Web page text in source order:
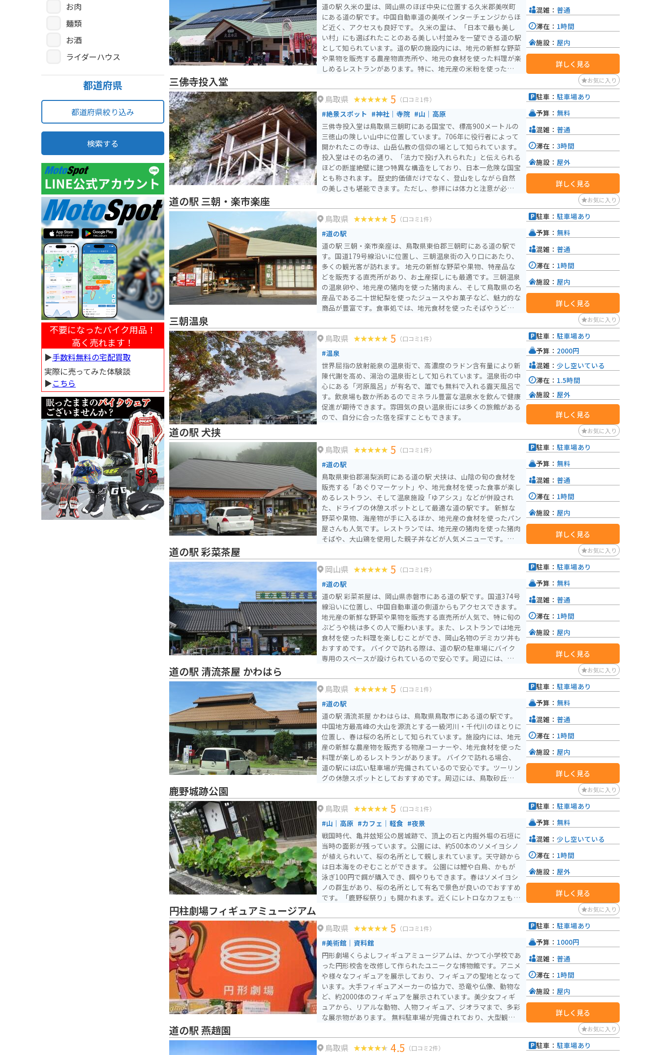
お肉
麺類
お酒
ライダーハウス
都道府県
都道府県絞り込み
検索する
不要になったバイク用品！
高く売れます！
▶︎手数料無料の宅配買取
実際に売ってみた体験談
▶︎こちら
道の駅 久米の里は、岡山県のほぼ中央に位置する久米郡美咲町
にある道の駅です。中国自動車道の美咲インターチェンジからほ
ど近く、アクセスも良好です。 久米の里は、「日本で最も美し
い村」にも選ばれたことのある美しい村並みを一望できる道の駅
として知られています。道の駅の施設内には、地元の新鮮な野菜
や果物を販売する農産物直売所や、地元の食材を使った料理が楽
しめるレストランがあります。特に、地元産の米粉を使ったパン
クで訪れる場合、道の駅の駐車場は広々としており、バイク専用
の駐車スペースも用意されているので安心です。また、周辺に
は、美しい棚田の風景が広がる「棚田展望台」や、国の重要文化
財に指定されている「旧梶村家住宅」など、観光スポットも点在
しています。道の駅 久米の里は、美しい自然と触れ合いなが
ら、地元の美味しいものを楽しめる、魅力的な道の駅です。
混雑： 普通
滞在： 1時間
施設： 屋内
詳しく見る
三佛寺投入堂 お気に入り
鳥取県 5 （口コミ1件）
#絶景スポット #神社｜寺院 #山｜高原
三佛寺投入堂は鳥取県三朝町にある国宝で、標高900メートルの
三徳山の険しい山中に位置しています。706年に役行者によって
開かれたこの寺は、山岳仏教の信仰の場として知られています。
投入堂はその名の通り、「法力で投げ入れられた」と伝えられる
ほどの断崖絶壁に建つ特異な構造をしており、日本一危険な国宝
とも称されます。 歴史的価値だけでなく、登山をしながら自然
の美しさも堪能できます。ただし、参拝には体力と注意が必要
訪れてください。
駐車： 駐車場あり
予算： 無料
混雑： 普通
滞在： 3時間
施設： 屋外
詳しく見る
道の駅 三朝・楽市楽座 お気に入り
鳥取県 5 （口コミ1件）
#道の駅
道の駅 三朝・楽市楽座は、鳥取県東伯郡三朝町にある道の駅で
す。国道179号線沿いに位置し、三朝温泉街の入り口にあたり、
多くの観光客が訪れます。 地元の新鮮な野菜や果物、特産品な
どを販売する直売所があり、お土産探しにも最適です。三朝温泉
の温泉卵や、地元産の猪肉を使った猪肉まん、そして鳥取県の名
産品である二十世紀梨を使ったジュースやお菓子など、魅力的な
商品が豊富です。食事処では、地元食材を使ったそばやうどん、
隣接する無料駐車場に駐車できます。ツーリング途中の休憩場所
としても最適です。三朝温泉街もすぐ近くにあるので、温泉を楽
しむのも良いでしょう。周辺には、三徳山三佛寺投入堂や、河原
露天風呂など、観光スポットも点在しています。
駐車： 駐車場あり
予算： 無料
混雑： 普通
滞在： 1時間
施設： 屋内
詳しく見る
三朝温泉 お気に入り
鳥取県 5 （口コミ1件）
#温泉
世界屈指の放射能泉の温泉街で、高濃度のラドン含有量により新
陳代謝を高め、湯治の温泉街として知られています。温泉街の中
心にある「河原風呂」が有名で、誰でも無料で入れる露天風呂で
す。飲泉場も数か所あるのでミネラル豊富な温泉水を飲んで健康
促進が期待できます。雰囲気の良い温泉街には多くの旅館がある
ので、自分に合った宿を探すこともできます。
駐車： 駐車場あり
予算： 2000円
混雑： 少し空いている
滞在： 1.5時間
施設： 屋外
詳しく見る
道の駅 犬挟 お気に入り
鳥取県 5 （口コミ1件）
#道の駅
鳥取県東伯郡湯梨浜町にある道の駅 犬挟は、山陰の旬の食材を
販売する「あぐりマーケット」や、地元食材を使った食事が楽し
めるレストラン、そして温泉施設「ゆアシス」などが併設され
た、ドライブの休憩スポットとして最適な道の駅です。 新鮮な
野菜や果物、海産物が手に入るほか、地元産の食材を使ったパン
屋さんも人気です。レストランでは、地元産の猪肉を使った猪肉
そばや、大山鶏を使用した親子丼などが人気メニューです。ま
があり、ドライブの疲れをゆっくりと癒やすことができます。
バイクで訪れる場合、道の駅には広々とした駐車場が完備されて
いるので安心です。鳥取県は、日本海沿岸を走る気持ちの良いル
ートや、山間部を走るワインディングロードなど、バイクツーリ
ングに最適な道がたくさんあります。道の駅 犬挟を拠点に、鳥
取県の自然を満喫するツーリングを楽しんでみてはいかがでしょ
うか。
駐車： 駐車場あり
予算： 無料
混雑： 普通
滞在： 1時間
施設： 屋内
詳しく見る
道の駅 彩菜茶屋 お気に入り
岡山県 5 （口コミ1件）
#道の駅
道の駅 彩菜茶屋は、岡山県赤磐市にある道の駅です。国道374号
線沿いに位置し、中国自動車道の側道からもアクセスできます。
地元産の新鮮な野菜や果物を販売する直売所が人気で、特に旬の
ぶどうや桃は多くの人で賑わいます。また、レストランでは地元
食材を使った料理を楽しむことができ、岡山名物のデミカツ丼も
おすすめです。 バイクで訪れる際は、道の駅の駐車場にバイク
専用のスペースが設けられているので安心です。周辺には、日本
「旧閑谷学校」などの観光スポットがあります。 道の駅 彩菜茶
屋は、地元の特産品やグルメ、そして周辺観光の拠点としても最
適な場所です。
駐車： 駐車場あり
予算： 無料
混雑： 普通
滞在： 1時間
施設： 屋内
詳しく見る
道の駅 清流茶屋 かわはら お気に入り
鳥取県 5 （口コミ1件）
#道の駅
道の駅 清流茶屋 かわはらは、鳥取県鳥取市にある道の駅です。
中国地方最高峰の大山を源流とする一級河川・千代川のほとりに
位置し、春は桜の名所として知られています。施設内には、地元
産の新鮮な農産物を販売する物産コーナーや、地元食材を使った
料理が楽しめるレストランがあります。 バイクで訪れる場合、
道の駅には広い駐車場が完備されているので安心です。ツーリン
グの休憩スポットとしておすすめです。周辺には、鳥取砂丘や白
ても便利です。道の駅で購入できる梨ソフトクリームは、鳥取県
産の二十世紀梨を使用しており、濃厚な甘さと爽やかな風味が楽
しめます。
駐車： 駐車場あり
予算： 無料
混雑： 普通
滞在： 1時間
施設： 屋内
詳しく見る
鹿野城跡公園 お気に入り
鳥取県 5 （口コミ1件）
#山｜高原 #カフェ｜軽食 #夜景
戦国時代、亀井玆矩公の居城跡で、頂上の石と内掘外堀の石垣に
当時の面影が残っています。公園には、約500本のソメイヨシノ
が植えられいて、桜の名所として親しまれています。天守跡から
は日本海をのぞむことができます。 公園には鯉や白鳥、かもが
泳ぎ100円で餌が購入でき、餌やりもできます。春はソメイヨシ
ノの群生があり、桜の名所として有名で景色が良いのでおすすめ
です。「鹿野桜祭り」も開かれます。近くにレトロなカフェもあ
駐車： 駐車場あり
予算： 無料
混雑： 少し空いている
滞在： 1時間
施設： 屋外
詳しく見る
円柱劇場フィギュアミュージアム お気に入り
鳥取県 5 （口コミ1件）
#美術館｜資料館
円形劇場くらよしフィギュアミュージアムは、かつて小学校であ
った円形校舎を改修して作られたユニークな博物館です。アニメ
や様々なフィギュアを展示しており、フィギュアの聖地となって
います。大手フィギュアメーカーの協力で、恐竜や仏像、動物な
ど、約2000体のフィギュアを展示されています。美少女フィギ
ュアから、リアルな動物、人物フィギュア、ジオラマまで、多彩
な展示物があります。 無料駐車場が完備されており、大型観光
で）で、無休で運営されています。円形劇場くらよしフィギュア
ミュージアムは、フィギュアコレクターやアニメファンにとって
駐車： 駐車場あり
予算： 1000円
混雑： 普通
滞在： 1時間
施設： 屋内
詳しく見る
道の駅 燕趙園 お気に入り
鳥取県 4.5 （口コミ2件） 駐車： 駐車場あり